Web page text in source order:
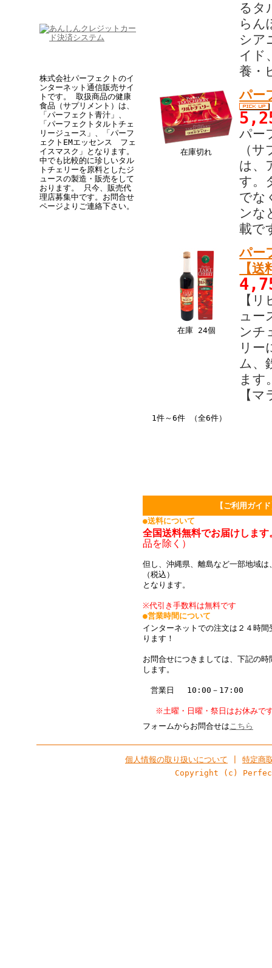
株式会社パーフェクトのイ
ンターネット通信販売サイ
トです。 取扱商品の健康
食品（サプリメント）は、
「パーフェクト青汁」、
「パーフェクトタルトチェ
リージュース」、「パーフ
ェクトEMエッセンス フェ
イスマスク」となります。
中でも比較的に珍しいタル
トチェリーを原料としたジ
ュースの製造・販売をして
おります。 只今、販売代
理店募集中です。お問合せ
ページよりご連絡下さい。
るタ
らん
シア
イド
養・
在庫切れ
パー
パー
（
は、
す。
でな
ンな
載で
在庫 24個
パー
【
【
ュー
ンチ
リー
ム、
ます
【
1件～6件 （全6件）
【ご利用ガイ
●送料について
全国送料無料でお届けします
品を除く）
但し、沖縄県、離島など一部地域
（税込）
となります。
※代引き手数料は無料です
●営業時間について
インターネットでの注文は２４時間
ります！
お問合せにつきましては、下記の時
します。
営業日 10:00－17:00
※土曜・日曜・祭日はお休みで
フォームからお問合せはこちら
個人情報の取り扱いについて
特定商
Copyright (c)